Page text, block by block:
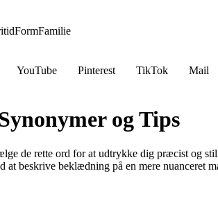
FormFamilie
YouTube Pinterest TikTok Mail
og Tips
de rette ord for at udtrykke dig præcist og
beskrive beklædning på en mere nuanceret